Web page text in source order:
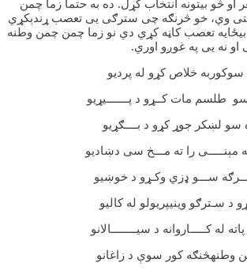
او څو بیتونه انتخاب کړل. ده به حتما زما چمن
وي، خو څرنګه چی سترګی یی تعصب ړندېکړي
بیځایه تعصب کاڼه کړي دي نو زما چمن چمن وطنه
او نه یی په غوږو اوري.
خلاص کړو له پردیو
طلسم مات کــړو د پـــــــیړیو
سو لښکر جوړ کړو د بــــګړیو
مېنـــــی را ته مـــخ سی دښادیو
ســـو ډزي وکـړو د خوښیو
د سـترګو وینیپریولو له کالیو
له کـــــاروانه د سیــــــــالانو
وطنهڅنګه کور سوې د زاغانو